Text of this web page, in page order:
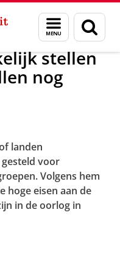
Menu
en
zoeken
stellen
nog
landen
voor
Volgens hem
hoge eisen aan de
in de oorlog in